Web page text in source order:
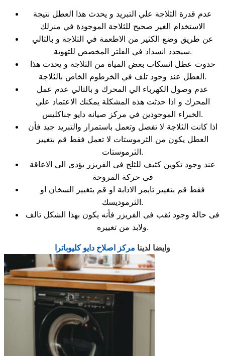
عدم قدرة الثلاجة علي التبريد و يحدث هذا العطل نتيجة
الاستخدام الغير صحيح للثلاجة الموجودة في منزلك
عن طريق وضع الكثير من الاطعمة في الثلاجة و بالتالي
سيحدد انسداد في الفلتر المخصص للتهوية.
حدوث عطل انسكاب بعض المياة من الثلاجة و يحدث هذا
العطل عند وجود تلف في الخرطوم الخاص بالثلاجة.
عدم وصول الكهرباء الي المحرك و بالتالي عدم عمل
المحرك و اذا حدثت هذه المشكلة يمكنك الاعتماد علي
الخبراء الموجودين في مركز صيانه دايو جناكليس.
اذا كانت الثلاجة لا تفصل وتعمل باستمرار والتبريد جيد فأن
العطل يكون من الثرموستات لا تعمل فقط قم بتغيير
الثرموستات.
عند وجود تكوين كثيف للثلج فى الفريزر يؤدى الى الاعاقة
فى حركة المروحة
فقط قم بتغيير تايمر الاذابة او قم بتغيير السخان او
الثرموديسك.
فى حالة وجود ثقب فى الفريزر فأنه يكون بهذا الشكل تالف
ولابد من تغييره.
وايضا لدينا مركز اصلاح دايو كليوباترا